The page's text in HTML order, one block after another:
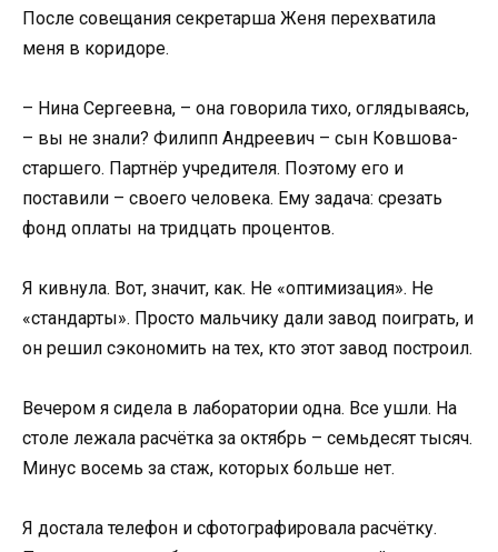
После совещания секретарша Женя перехватила
меня в коридоре.
– Нина Сергеевна, – она говорила тихо, оглядываясь,
– вы не знали? Филипп Андреевич – сын Ковшова-
старшего. Партнёр учредителя. Поэтому его и
поставили – своего человека. Ему задача: срезать
фонд оплаты на тридцать процентов.
Я кивнула. Вот, значит, как. Не «оптимизация». Не
«стандарты». Просто мальчику дали завод поиграть, и
он решил сэкономить на тех, кто этот завод построил.
Вечером я сидела в лаборатории одна. Все ушли. На
столе лежала расчётка за октябрь – семьдесят тысяч.
Минус восемь за стаж, которых больше нет.
Я достала телефон и сфотографировала расчётку.